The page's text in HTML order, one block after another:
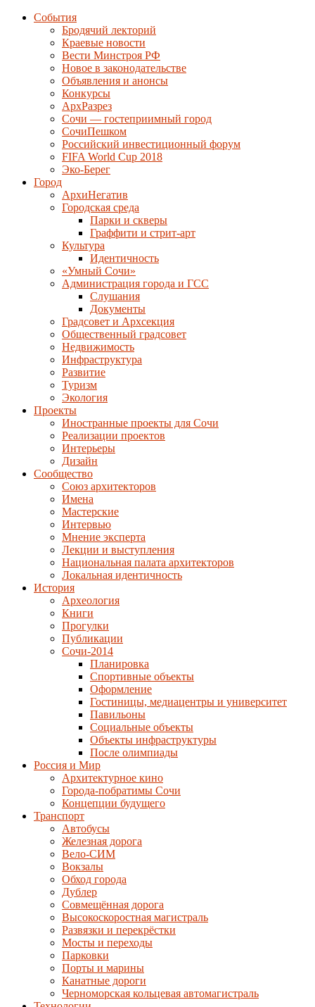
События
Бродячий лекторий
Краевые новости
Вести Минстроя РФ
Новое в законодательстве
Объявления и анонсы
Конкурсы
АрхРазрез
Сочи — гостеприимный город
СочиПешком
Российский инвестиционный форум
FIFA World Cup 2018
Эко-Берег
Город
АрхиНегатив
Городская среда
Парки и скверы
Граффити и стрит-арт
Культура
Идентичность
«Умный Сочи»
Администрация города и ГСС
Слушания
Документы
Градсовет и Архсекция
Общественный градсовет
Недвижимость
Инфраструктура
Развитие
Туризм
Экология
Проекты
Иностранные проекты для Сочи
Реализации проектов
Интерьеры
Дизайн
Сообщество
Союз архитекторов
Имена
Мастерские
Интервью
Мнение эксперта
Лекции и выступления
Национальная палата архитекторов
Локальная идентичность
История
Археология
Книги
Прогулки
Публикации
Сочи-2014
Планировка
Спортивные объекты
Оформление
Гостиницы, медиацентры и университет
Павильоны
Социальные объекты
Объекты инфраструктуры
После олимпиады
Россия и Мир
Архитектурное кино
Города-побратимы Сочи
Концепции будущего
Транспорт
Автобусы
Железная дорога
Вело-СИМ
Вокзалы
Обход города
Дублер
Совмещённая дорога
Высокоскоростная магистраль
Развязки и перекрёстки
Мосты и переходы
Парковки
Порты и марины
Канатные дороги
Черноморская кольцевая автомагистраль